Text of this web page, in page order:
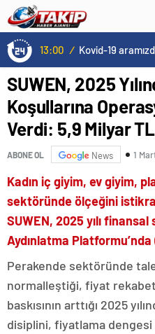
13:00 /
Hasılat
SUWEN, 2025
Koşullarına
Verdi: 5,9 Milyar
ABONE OL News 1
Kadın iç giyim, ev giyim,
sektöründe ölçeğini
SUWEN, 2025 yılı finansal
Aydınlatma Platformu’nda
Perakende sektöründe
normalleştiği, fiyat
baskısının arttığı 2025
disiplini, fiyatlama dengesi